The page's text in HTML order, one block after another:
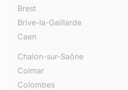
Brest
Brive-la-Gaillarde
Caen
Chalon-sur-Saône
Colmar
Colombes